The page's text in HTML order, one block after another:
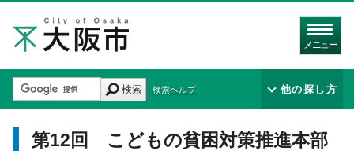
メニュー
検索 検索ヘルプ 他の探し方
第12回 こどもの貧困対策推進本部